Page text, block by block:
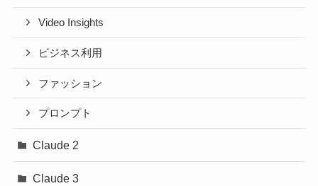
Video Insights
ビジネス利用
ファッション
プロンプト
Claude 2
Claude 3